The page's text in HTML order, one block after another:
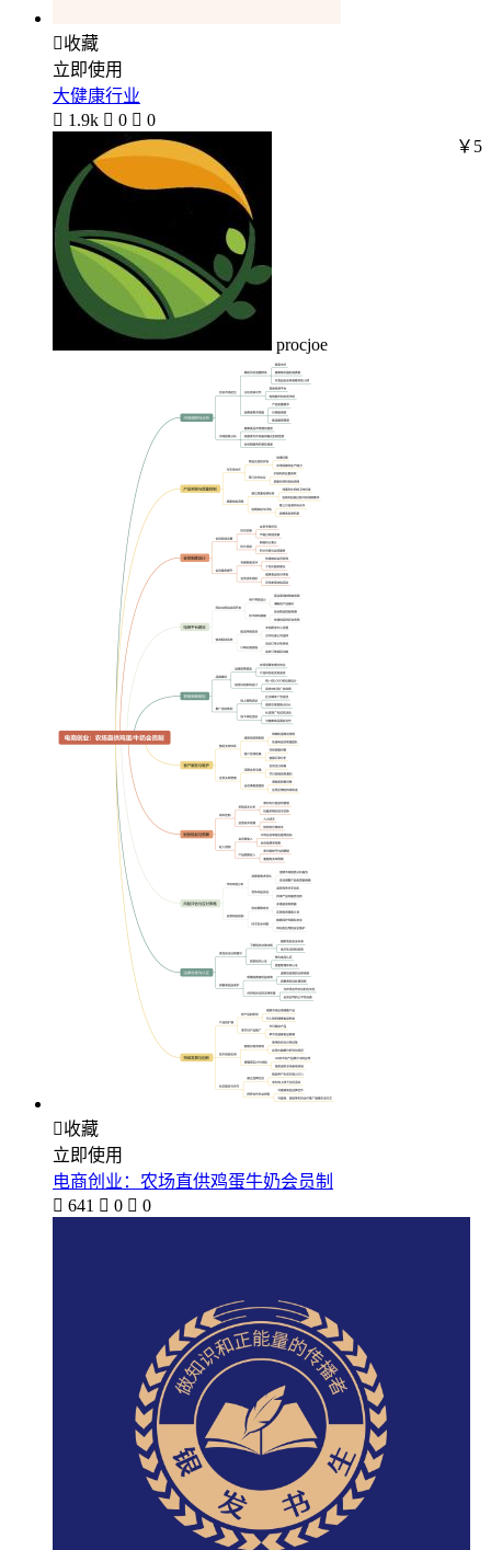
收藏
立即使用
大健康行业
 1.9k  0  0
procjoe
￥5
收藏
立即使用
电商创业：农场直供鸡蛋牛奶会员制
 641  0  0